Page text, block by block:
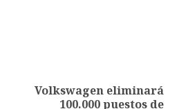
Volkswagen eliminará
100.000 puestos de